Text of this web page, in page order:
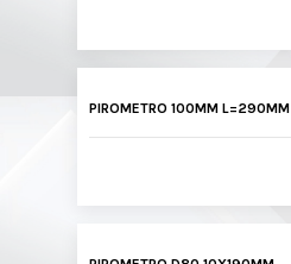
PIROMETRO 100MM L=290MM